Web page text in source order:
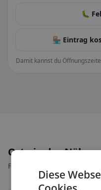
🐛
🏪 Eintrag
Damit kannst du
Orte in der Nähe
Finde den passenden Ort
Diese